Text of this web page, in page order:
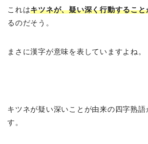
これはキツネが、疑い深く行動すること
るのだそう。
まさに漢字が意味を表していますよね。
キツネが疑い深いことが由来の四字熟語
す。